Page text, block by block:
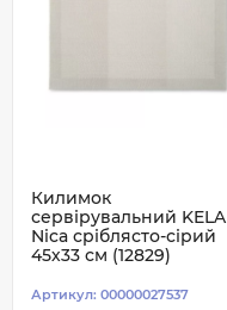
Килимок
сервірувальний KELA
Nica сріблясто-сірий
45х33 см (12829)
Артикул: 00000027537